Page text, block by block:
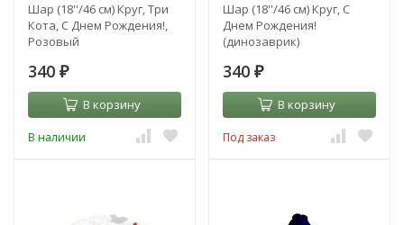
Шар (18''/46 см) Круг, Три
Кота, С Днем Рождения!,
Розовый
340 ₽
В корзину
В наличии
Шар (18''/46 см) Круг, С
Днем Рождения!
(динозаврик)
340 ₽
В корзину
Под заказ